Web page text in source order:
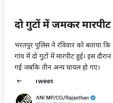
दो गुटों में जमकर मारपीट
भरतपुर पुलिस ने रविवार को बताया
गांव में दो गुटों में मारपीट हुई। इस
गई जबकि तीन अन्य घायल हो गए।